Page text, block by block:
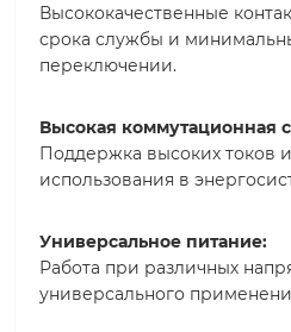
Высококачественные
срока службы и
переключении.
Высокая коммутационная
Поддержка высоких токов
использования в
Универсальное питание:
Работа при различных
универсального